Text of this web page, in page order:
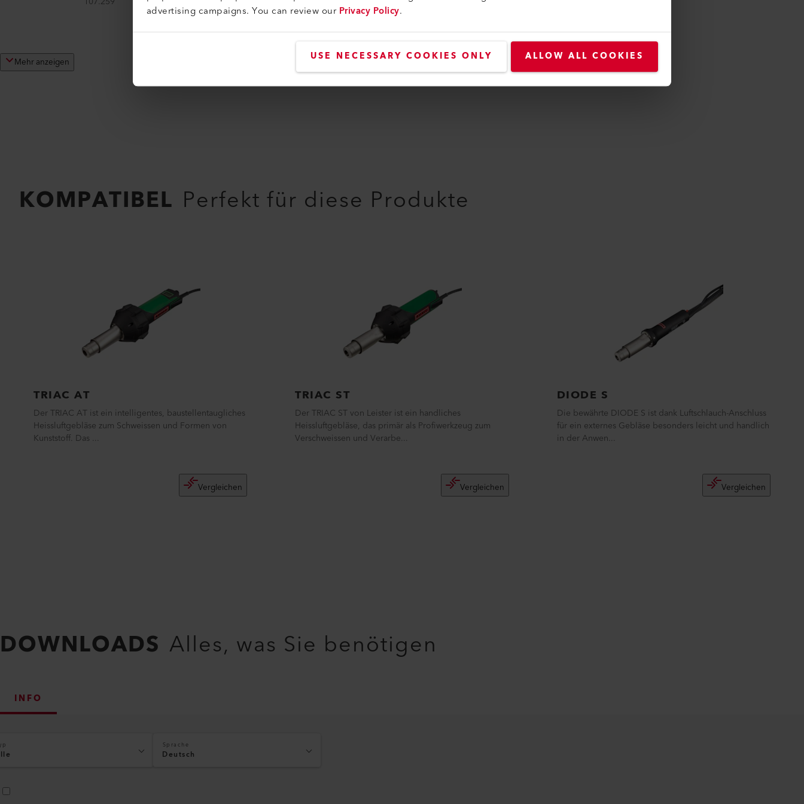
advertising campaigns. You can review ourPrivacy Policy.
USE NECESSARY COOKIES ONLY ALLOW ALL COOKIES
Mehr anzeigen
KOMPATIBEL Perfekt für diese Produkte
TRIAC AT
Der TRIAC AT ist ein intelligentes, baustellentaugliches
Heissluftgebläse zum Schweissen und Formen von
Kunststoff. Das ...
Vergleichen
TRIAC ST
Der TRIAC ST von Leister ist ein handliches
Heissluftgebläse, das primär als Profiwerkzeug zum
Verschweissen und Verarbe...
Vergleichen
DIODE S
Die bewährte DIODE S ist dank Luftschlauch-Anschluss
für ein externes Gebläse besonders leicht und handlich
in der Anwen...
Vergleichen
DOWNLOADS Alles, was Sie benötigen
INFO
Sprache
Deutsch